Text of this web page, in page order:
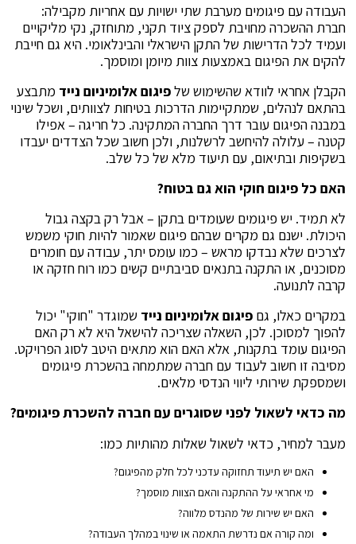
העבודה עם פיגומים מערבת שתי ישויות עם אחריות מקבילה:
חברת ההשכרה מחויבת לספק ציוד תקני, מתוחזק, נקי מליקויים
ועמיד לכל הדרישות של התקן הישראלי והבינלאומי. היא גם חייבת
להקים את הפיגום באמצעות צוות מיומן ומוסמך.
הקבלן אחראי לוודא שהשימוש שלפיגום אלומיניום נייד מתבצע
בהתאם לנהלים, שמתקיימות הדרכות בטיחות לצוותים, ושכל שינוי
במבנה הפיגום עובר דרך החברה המתקינה. כל חריגה – אפילו
קטנה – עלולה להיחשב לרשלנות, ולכן חשוב שכל הצדדים יעבדו
בשקיפות ובתיאום, עם תיעוד מלא של כל שלב.
האם כל פיגום חוקי הוא גם בטוח?
לא תמיד. יש פיגומים שעומדים בתקן – אבל רק בקצה גבול
היכולת. ישנם גם מקרים שבהם פיגום שאמור להיות חוקי משמש
לצרכים שלא נבדקו מראש – כמו עומס יתר, עבודה עם חומרים
מסוכנים, או התקנה בתנאים סביבתיים קשים כמו רוח חזקה או
קרבה לתנועה.
במקרים כאלו, גם פיגום אלומיניום נייד שמוגדר "חוקי" יכול
להפוך למסוכן. לכן, השאלה שצריכה להישאל היא לא רק האם
הפיגום עומד בתקנות, אלא האם הוא מתאים היטב לסוג הפרויקט.
מסיבה זו חשוב לעבוד עם חברה שמתמחה בהשכרת פיגומים
ושמספקת שירותי ליווי הנדסי מלאים.
מה כדאי לשאול לפני שסוגרים עם חברה להשכרת פיגומים?
מעבר למחיר, כדאי לשאול שאלות מהותיות כמו:
האם יש תיעוד תחזוקה עדכני לכל חלק מהפיגום?
מי אחראי על ההתקנה והאם הצוות מוסמך?
האם יש שירות של מהנדס מלווה?
ומה קורה אם נדרשת התאמה או שינוי במהלך העבודה?